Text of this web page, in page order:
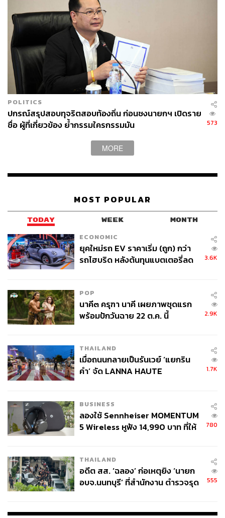
POLITICS
ปกรณ์สรุปสอบทุจริตสอบท้องถิ่น ก่อนชงนายกฯ เปิดราย
ชื่อ ผู้ที่เกี่ยวข้อง ย้ำกรรมใครกรรมมัน
573
MORE
MOST POPULAR
TODAY WEEK MONTH
ECONOMIC
ยุคใหม่รถ EV ราคาเริ่ม (ถูก) กว่า
รถไฮบริด หลังต้นทุนแบตเตอรี่ลด
3.6K
POP
นาคี๓ ครุฑา นาคี เผยภาพชุดแรก
พร้อมปักวันฉาย 22 ต.ค. นี้
2.9K
THAILAND
เมื่อถนนกลายเป็นรันเวย์ ‘แยกริน
คำ’ จัด LANNA HAUTE
1.7K
BUSINESS
ลองใช้ Sennheiser MOMENTUM
5 Wireless หูฟัง 14,990 บาท ที่ให้
780
THAILAND
อดีต สส. ‘ฉลอง’ ก่อเหตุยิง ‘นายก
อบจ.นนทบุรี’ ที่สำนักงาน ตำรวจรุด
555